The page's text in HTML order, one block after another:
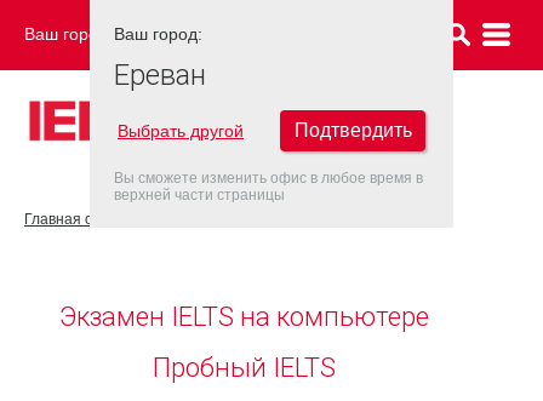
Ваш город: ЕРЕВАН
Главная страница
Экзамен IELTS на компьютере
Пробный IELTS
Ваш город:
Ереван
Выбрать другой Подтвердить
Вы сможете изменить офис в любое время в
верхней части страницы